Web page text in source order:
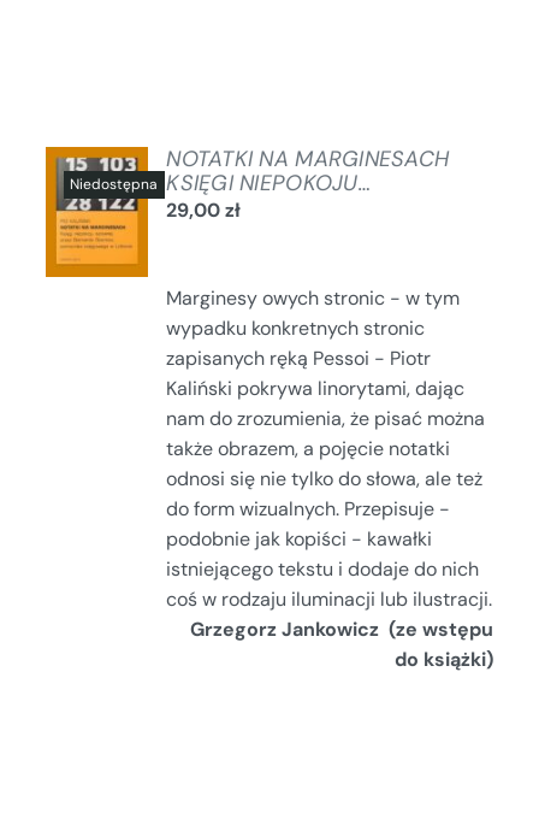
SZCZEGÓŁY
NOTATKI NA MARGINESACH
KSIĘGI NIEPOKOJU…
29,00zł
Marginesy owych stronic - w tym
wypadku konkretnych stronic
zapisanych ręką Pessoi - Piotr
Kaliński pokrywa linorytami, dając
nam do zrozumienia, że pisać można
także obrazem, a pojęcie notatki
odnosi się nie tylko do słowa, ale też
do form wizualnych. Przepisuje -
podobnie jak kopiści - kawałki
istniejącego tekstu i dodaje do nich
coś w rodzaju iluminacji lub ilustracji.
Grzegorz Jankowicz (ze wstępu
do książki)